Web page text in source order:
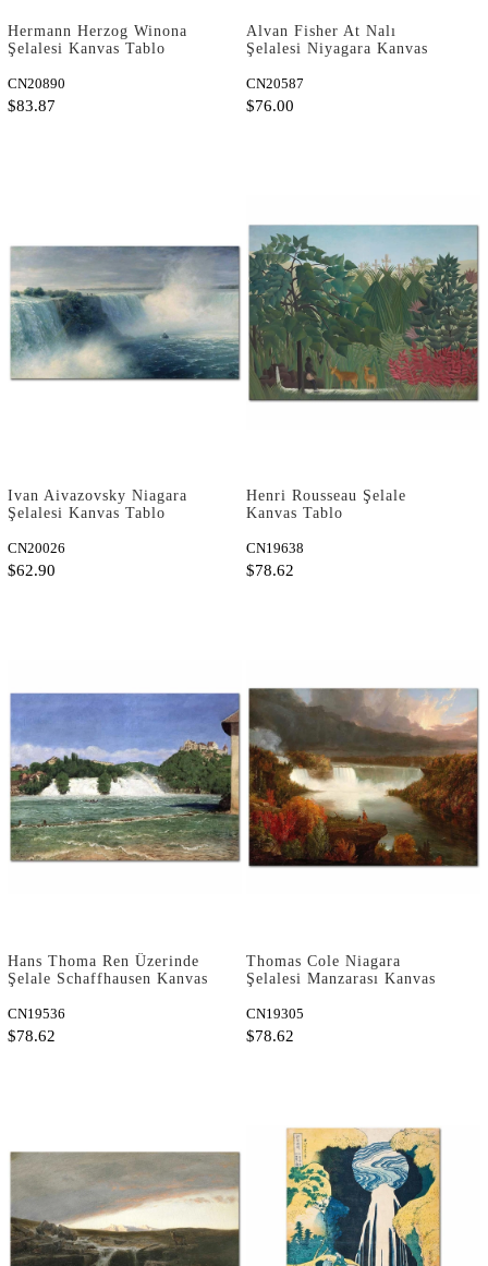
Hermann Herzog Winona
Şelalesi Kanvas Tablo
CN20890
$83.87
Alvan Fisher At Nalı
Şelalesi Niyagara Kanvas
CN20587
$76.00
Ivan Aivazovsky Niagara
Şelalesi Kanvas Tablo
CN20026
$62.90
Henri Rousseau Şelale
Kanvas Tablo
CN19638
$78.62
Hans Thoma Ren Üzerinde
Şelale Schaffhausen Kanvas
CN19536
$78.62
Thomas Cole Niagara
Şelalesi Manzarası Kanvas
CN19305
$78.62